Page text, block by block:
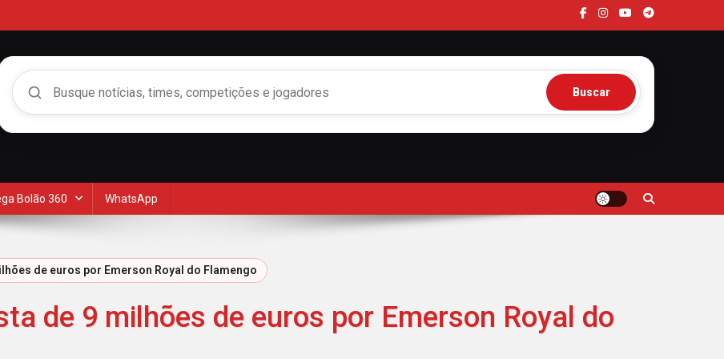
Buscar no Mengão 360
Buscar
Bolão 360 WhatsApp
de euros por Emerson Royal do Flamengo
de 9 milhões de euros por Emerson Royal do